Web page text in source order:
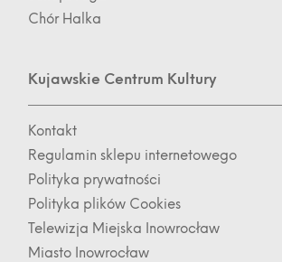
Chór Halka
Kujawskie Centrum Kultury
Kontakt
Regulamin sklepu internetowego
Polityka prywatności
Polityka plików Cookies
Telewizja Miejska Inowrocław
Miasto Inowrocław